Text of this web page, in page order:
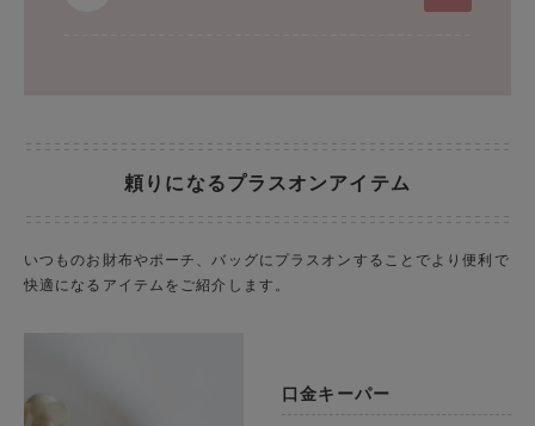
頼りになるプラスオンアイテム
いつものお財布やポーチ、バッグにプラスオンすることでより便利で
快適になるアイテムをご紹介します。
口金キーパー